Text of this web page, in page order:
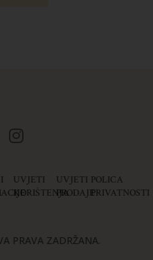
UVJETI
KORIŠTENJA
UVJETI
PRODAJE
POLICA
PRIVATNOSTI
PRAVA ZADRŽANA.